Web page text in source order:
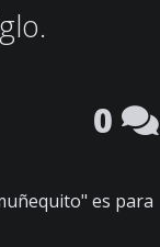
0
es para